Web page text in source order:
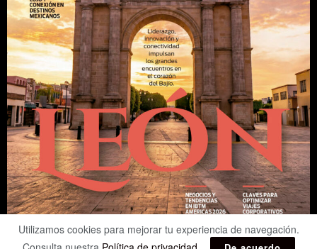
Utilizamos cookies para mejorar tu experiencia de navegación.